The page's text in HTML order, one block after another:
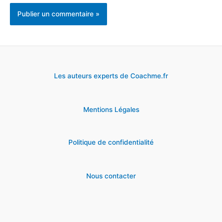
Les auteurs experts de Coachme.fr
Mentions Légales
Politique de confidentialité
Nous contacter